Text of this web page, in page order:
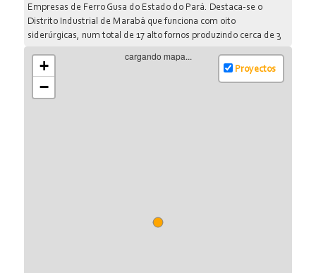
Empresas de Ferro Gusa do Estado do Pará. Destaca-se o
Distrito Industrial de Marabá que funciona com oito
siderúrgicas, num total de 17 alto fornos produzindo cerca de 3
como o principal destino e a indústria bélica um dos setores
mais interessados. O mercado americano consumiu em 2007
ferro gusa é preciso queimar 2,6 toneladas de madeira. Por esta
cargando mapa...
+
−
Proyectos